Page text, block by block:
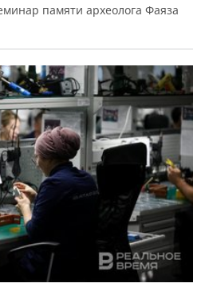
памяти археолога Фаяза